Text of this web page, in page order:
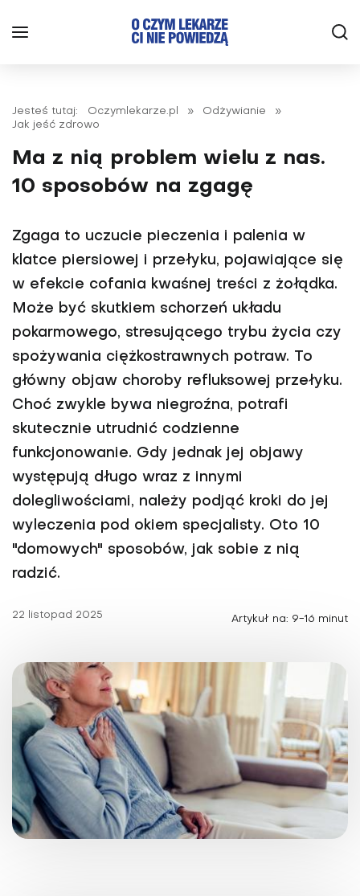
Jesteś tutaj: Oczymlekarze.pl » Odżywianie
»
Jak jeść zdrowo
Ma z nią problem wielu z nas.
10 sposobów na zgagę
Zgaga to uczucie pieczenia i palenia w
klatce piersiowej i przełyku, pojawiające się
w efekcie cofania kwaśnej treści z żołądka.
Może być skutkiem schorzeń układu
pokarmowego, stresującego trybu życia czy
spożywania ciężkostrawnych potraw. To
główny objaw choroby refluksowej przełyku.
Choć zwykle bywa niegroźna, potrafi
skutecznie utrudnić codzienne
funkcjonowanie. Gdy jednak jej objawy
występują długo wraz z innymi
dolegliwościami, należy podjąć kroki do jej
wyleczenia pod okiem specjalisty. Oto 10
"domowych" sposobów, jak sobie z nią
radzić.
22 listopad 2025 Artykuł na: 9-16 minut